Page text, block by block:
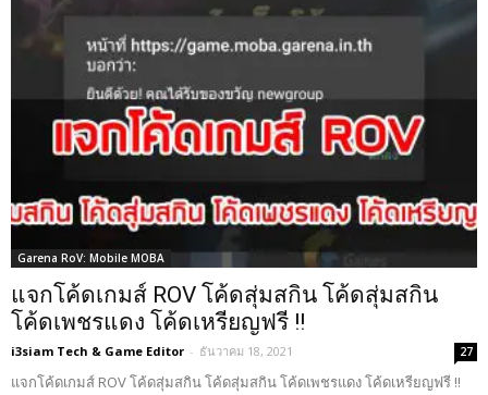
Garena RoV: Mobile MOBA
แจกโค้ดเกมส์ ROV โค้ดสุ่มสกิน โค้ดสุ่มสกิน
โค้ดเพชรแดง โค้ดเหรียญฟรี !!
i3siam Tech & Game Editor - ธันวาคม 18, 2021 27
แจกโค้ดเกมส์ ROV โค้ดสุ่มสกิน โค้ดสุ่มสกิน โค้ดเพชรแดง โค้ดเหรียญฟรี !!